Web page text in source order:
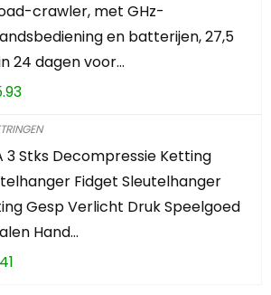
crawler, met GHz-
en batterijen, 27,5
24 dagen voor…
3 Stks Decompressie Ketting
Fidget Sleutelhanger
Gesp Verlicht Druk Speelgoed
Hand…